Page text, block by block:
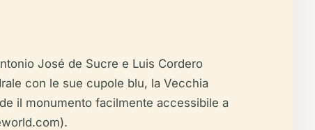
José de Sucre e Luis Cordero
con le sue cupole blu, la Vecchia
il monumento facilmente accessibile a